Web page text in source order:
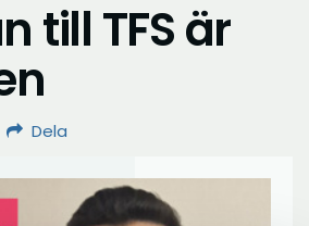
till TFS är
Dela